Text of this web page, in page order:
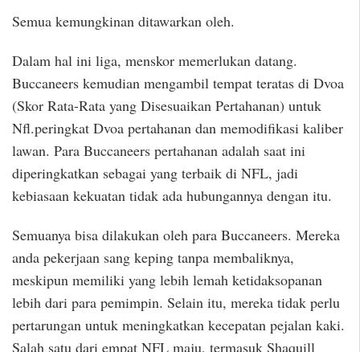
Semua kemungkinan ditawarkan oleh.
Dalam hal ini liga, menskor memerlukan datang.
Buccaneers kemudian mengambil tempat teratas di Dvoa
(Skor Rata-Rata yang Disesuaikan Pertahanan) untuk
Nfl.peringkat Dvoa pertahanan dan memodifikasi kaliber
lawan. Para Buccaneers pertahanan adalah saat ini
diperingkatkan sebagai yang terbaik di NFL, jadi
kebiasaan kekuatan tidak ada hubungannya dengan itu.
Semuanya bisa dilakukan oleh para Buccaneers. Mereka
anda pekerjaan sang keping tanpa membaliknya,
meskipun memiliki yang lebih lemah ketidaksopanan
lebih dari para pemimpin. Selain itu, mereka tidak perlu
pertarungan untuk meningkatkan kecepatan pejalan kaki.
Salah satu dari empat NFL maju, termasuk Shaquill